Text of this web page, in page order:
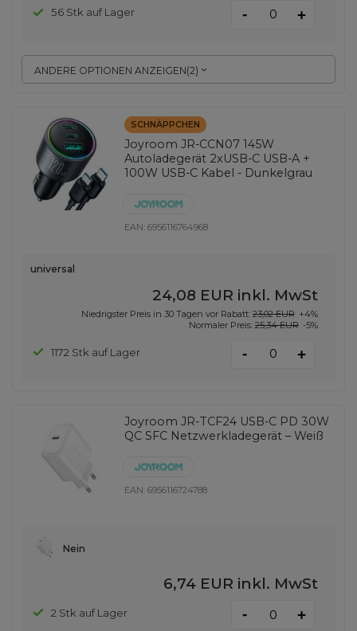
ANDERE OPTIONEN ANZEIGEN(2)
56 Stk auf Lager - +
SCHNÄPPCHEN
Joyroom JR-CCN07 145W
Autoladegerät 2xUSB-C USB-A +
100W USB-C Kabel - Dunkelgrau
EAN:6956116764968
universal
24,08 EUR inkl. MwSt
Niedrigster Preis in 30 Tagen vor Rabatt: 23,02 EUR +4%
Normaler Preis: 25,34 EUR -5%
1172 Stk auf Lager - +
Joyroom JR-TCF24 USB-C PD 30W
QC SFC Netzwerkladegerät – Weiß
EAN:6956116724788
Nein
6,74 EUR inkl. MwSt
2 Stk auf Lager - +